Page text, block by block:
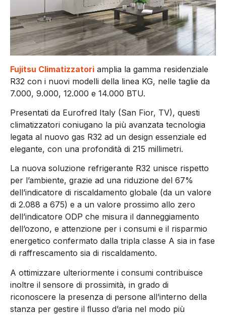
Fujitsu Climatizzatori amplia la gamma residenziale
R32 con i nuovi modelli della linea KG, nelle taglie da
7.000, 9.000, 12.000 e 14.000 BTU.
Presentati da Eurofred Italy (San Fior, TV), questi
climatizzatori coniugano la più avanzata tecnologia
legata al nuovo gas R32 ad un design essenziale ed
elegante, con una profondità di 215 millimetri.
La nuova soluzione refrigerante R32 unisce rispetto
per l’ambiente, grazie ad una riduzione del 67%
dell’indicatore di riscaldamento globale (da un valore
di 2.088 a 675) e a un valore prossimo allo zero
dell’indicatore ODP che misura il danneggiamento
dell’ozono, e attenzione per i consumi e il risparmio
energetico confermato dalla tripla classe A sia in fase
di raffrescamento sia di riscaldamento.
A ottimizzare ulteriormente i consumi contribuisce
inoltre il sensore di prossimità, in grado di
riconoscere la presenza di persone all’interno della
stanza per gestire il ﬂusso d’aria nel modo più